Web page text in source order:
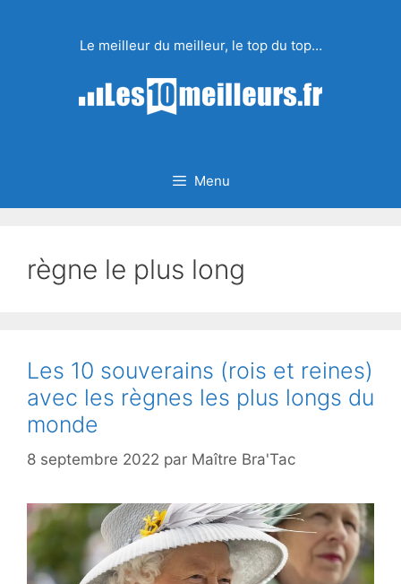
Le meilleur du meilleur, le top du top…
Menu
règne le plus long
Les 10 souverains (rois et reines)
avec les règnes les plus longs du
monde
8 septembre 2022 par Maître Bra'Tac